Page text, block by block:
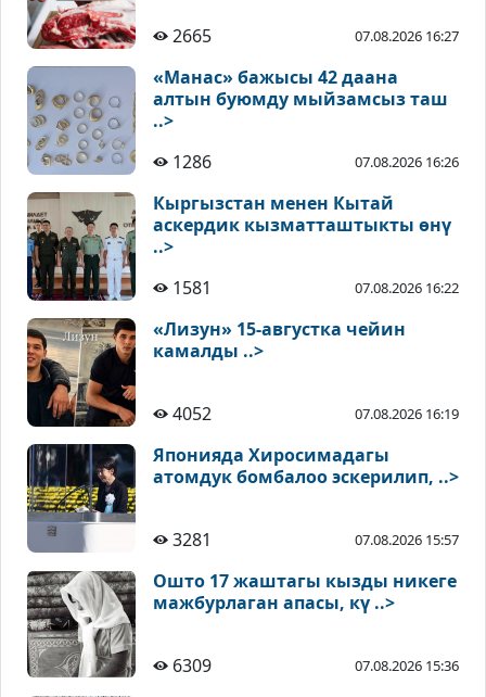
2665 07.08.2026 16:27
«Манас» бажысы 42 даана
алтын буюмду мыйзамсыз таш
..>
1286
07.08.2026 16:26
Кыргызстан менен Кытай
аскердик кызматташтыкты өнү
..>
1581
07.08.2026 16:22
«Лизун» 15-августка чейин
камалды ..>
4052 07.08.2026 16:19
Японияда Хиросимадагы
атомдук бомбалоо эскерилип, ..>
3281 07.08.2026 15:57
Ошто 17 жаштагы кызды никеге
мажбурлаган апасы, кү ..>
6309 07.08.2026 15:36